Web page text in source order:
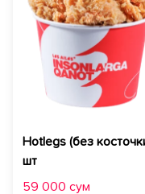
Hotlegs (без
шт
59 000 сум